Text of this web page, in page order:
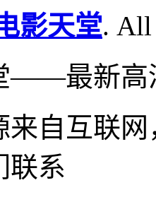
影天堂. All
——最新高
来自互联
联系